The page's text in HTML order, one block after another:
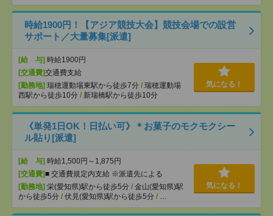
時給1900円！【アジア競技大会】競技会場での設営
サポート／大量募集[派遣]
[給 与] 時給1900円
[交通費]交通費支給
[勤務地] 瑞穂運動場東駅から徒歩7分 / 瑞穂運動場
西駅から徒歩10分 / 新瑞橋駅から徒歩10分
気になる！
《単発1日OK！日払い可》＊お菓子のモクモクシー
ル貼り[派遣]
[給 与] 時給1,500円～1,875円
[交通費]■ 交通費規定内支給 ※派遣先による
[勤務地] 栄(愛知県)駅から徒歩5分 / 金山(愛知県)駅
から徒歩5分 / 伏見(愛知県)駅から徒歩5分 / …
気になる！